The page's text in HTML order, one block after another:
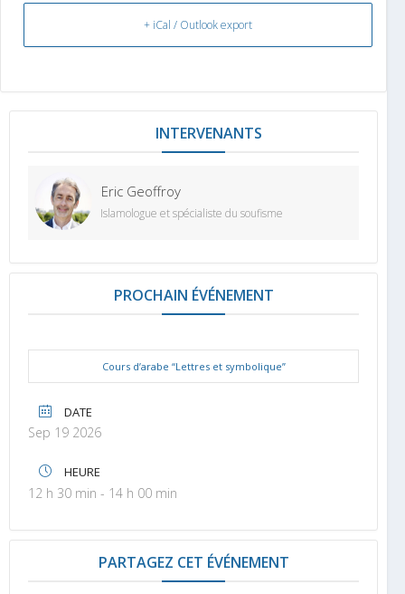
+ iCal / Outlook export
INTERVENANT
Eric Geoffroy
Islamologue et spécialiste du soufisme
PROCHAIN ÉVÉNEMENT
Cours d’arabe “Lettres et symbolique”
DATE
Sep 19 2026
HEURE
12 h 30 min - 14 h 00 min
PARTAGEZ CET ÉVÉNEMENT